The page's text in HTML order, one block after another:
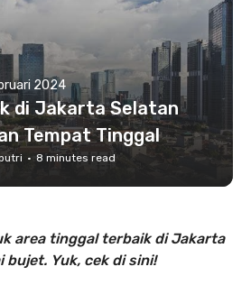
2024
di Jakarta Selatan
Tempat Tinggal
· 8 minutes read
area tinggal terbaik di Jakarta
bujet. Yuk, cek di sini!